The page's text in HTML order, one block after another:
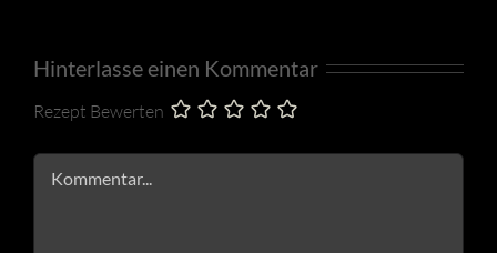
Hinterlasse einen Kommentar
Rezept Bewerten
Kommentar